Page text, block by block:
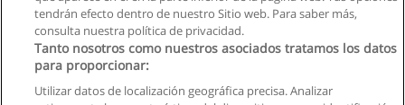
tendrán efecto dentro de nuestro Sitio web. Para saber más,
consulta nuestra política de privacidad.
Tanto nosotros como nuestros asociados tratamos los datos
para proporcionar:
Utilizar datos de localización geográfica precisa. Analizar